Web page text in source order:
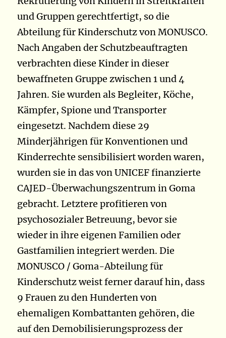
und Gruppen gerechtfertigt, so die
Abteilung für Kinderschutz von MONUSCO.
Nach Angaben der Schutzbeauftragten
verbrachten diese Kinder in dieser
bewaffneten Gruppe zwischen 1 und 4
Jahren. Sie wurden als Begleiter, Köche,
Kämpfer, Spione und Transporter
eingesetzt. Nachdem diese 29
Minderjährigen für Konventionen und
Kinderrechte sensibilisiert worden waren,
wurden sie in das von UNICEF finanzierte
CAJED-Überwachungszentrum in Goma
gebracht. Letztere profitieren von
psychosozialer Betreuung, bevor sie
wieder in ihre eigenen Familien oder
Gastfamilien integriert werden. Die
MONUSCO / Goma-Abteilung für
Kinderschutz weist ferner darauf hin, dass
9 Frauen zu den Hunderten von
ehemaligen Kombattanten gehören, die
auf den Demobilisierungsprozess der